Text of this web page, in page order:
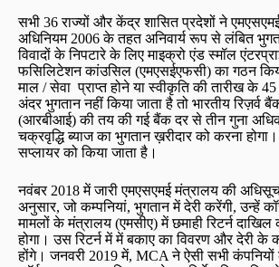
सभी 36 राज्यों और केंद्र शासित प्रदेशों ने
अधिनियम 2006 के तहत अनिवार्य रूप से लंबित
विवादों के निपटारे के लिए माइक्रो एंड स्मॉल
फसिलिटेशन कांउसिल (एमएसईएफसी) का गठन
माल / सेवा प्राप्त होने या स्वीकृति की तारीख के
अंदर भुगतान नहीं किया जाता है तो भारतीय रिज़र्व
(आरबीआई) की तय की गई बैंक दर से तीन गुना
चक्रवृद्धि ब्याज का भुगतान ख़रीदार को करना
सप्लायर को किया जाता है।
नवंबर 2018 में जारी एमएसएमई मंत्रालय की
अनुसार, जो कम्पनियां, भुगतान में देरी करेंगी, उन्हें
मामलों के मंत्रालय (एमसीए) में छमाही रिटर्न दाखिल
होगा। उस रिटर्न में में बकाए का विवरण और देरी के
होंगे। जनवरी 2019 में, MCA ने ऐसी सभी